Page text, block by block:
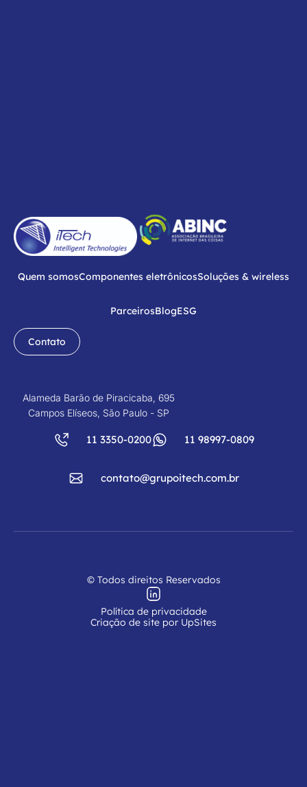
Quem somosComponentes eletrônicosSoluções & wireless
ParceirosBlogESG
Contato
Alameda Barão de Piracicaba, 695
Campos Elíseos, São Paulo - SP
11 3350-0200 11 98997-0809
contato@grupoitech.com.br
© Todos direitos Reservados
Política de privacidade
Criação de site por UpSites